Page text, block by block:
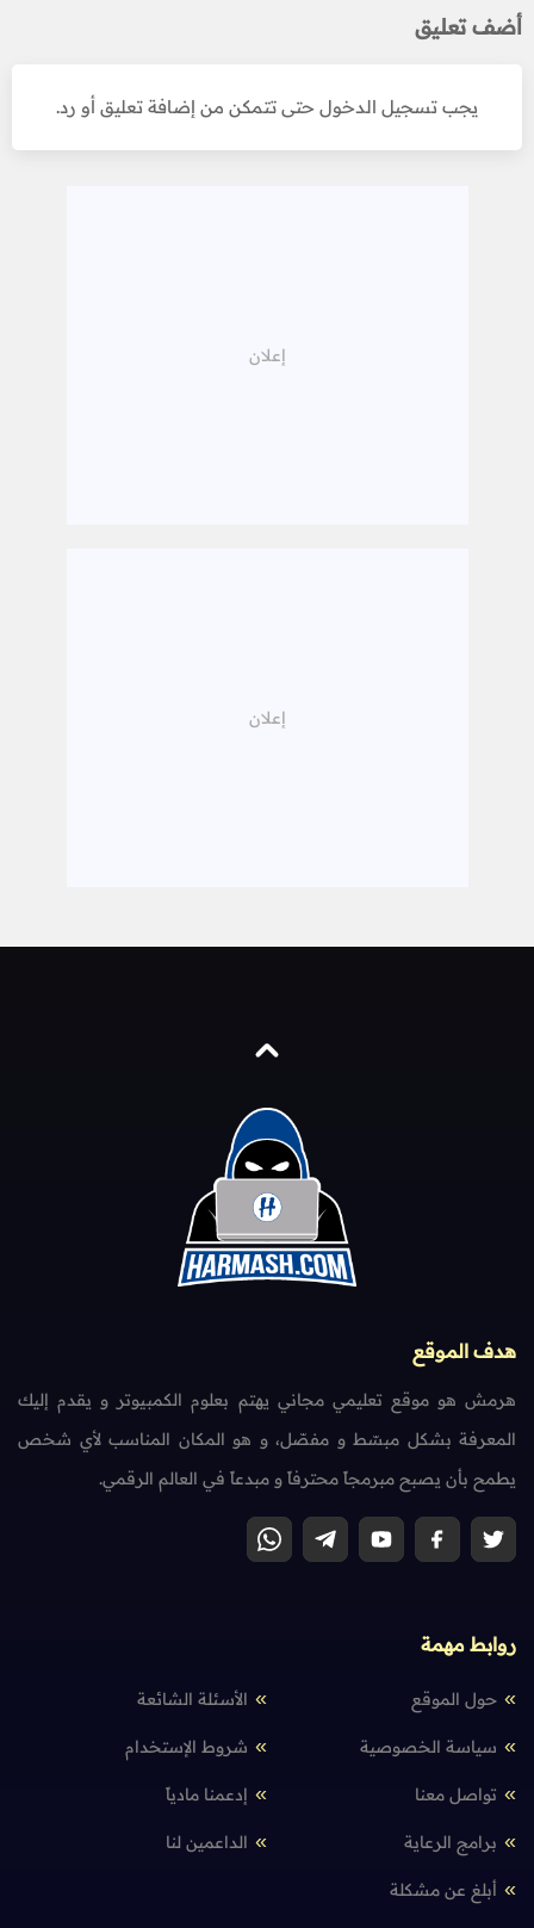
أضف تعليق
يجب تسجيل الدخول حتى تتمكن من إضافة تعليق أو رد.
هدف الموقع
هرمش هو موقع تعليمي مجاني يهتم بعلوم الكمبيوتر و يقدم إليك
المعرفة بشكل مبسّط و مفصّل، و هو المكان المناسب لأي شخص
يطمح بأن يصبح مبرمجاً محترفاً و مبدعاً في العالم الرقمي.
روابط مهمة
حول الموقع الأسئلة الشائعة
سياسة الخصوصية شروط الإستخدام
تواصل معنا إدعمنا مادياً
برامج الرعاية الداعمين لنا
أبلغ عن مشكلة